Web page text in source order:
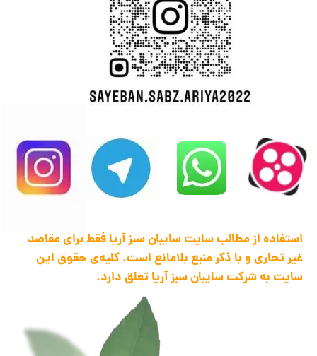
1398 .تمام حقوق این سایت متعلق به ... می باشد
استفاده از مطالب سایت سایبان سبز آریا فقط برای مقاصد
غیر تجاری و با ذکر منبع بلامانع است. کلیه‌ی حقوق این
سایت به شرکت سایبان سبز آریا تعلق دارد.